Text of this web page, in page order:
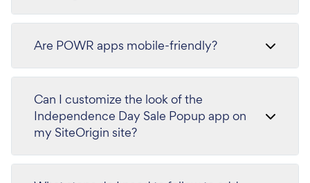
Are POWR apps mobile-friendly?
Can I customize the look of the
Independence Day Sale Popup app on
my SiteOrigin site?